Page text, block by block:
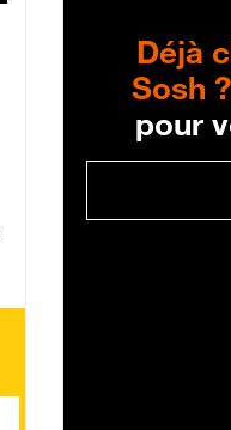
Déjà
Sosh ?
pour